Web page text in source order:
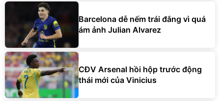
Barcelona dễ nếm trái đắng vì quá
ám ảnh Julian Alvarez
CĐV Arsenal hồi hộp trước động
thái mới của Vinicius